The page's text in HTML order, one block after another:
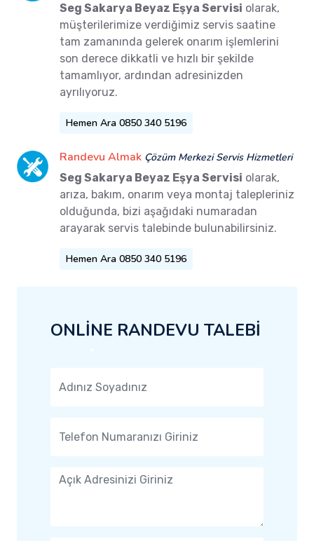
Seg Sakarya Beyaz Eşya Servisi olarak,
müşterilerimize verdiğimiz servis saatine
tam zamanında gelerek onarım işlemlerini
son derece dikkatli ve hızlı bir şekilde
tamamlıyor, ardından adresinizden
ayrılıyoruz.
Hemen Ara 0850 340 5196
Randevu Almak Çözüm Merkezi Servis Hizmetleri
Seg Sakarya Beyaz Eşya Servisi olarak,
arıza, bakım, onarım veya montaj talepleriniz
olduğunda, bizi aşağıdaki numaradan
arayarak servis talebinde bulunabilirsiniz.
Hemen Ara 0850 340 5196
ONLİNE RANDEVU TALEBİ